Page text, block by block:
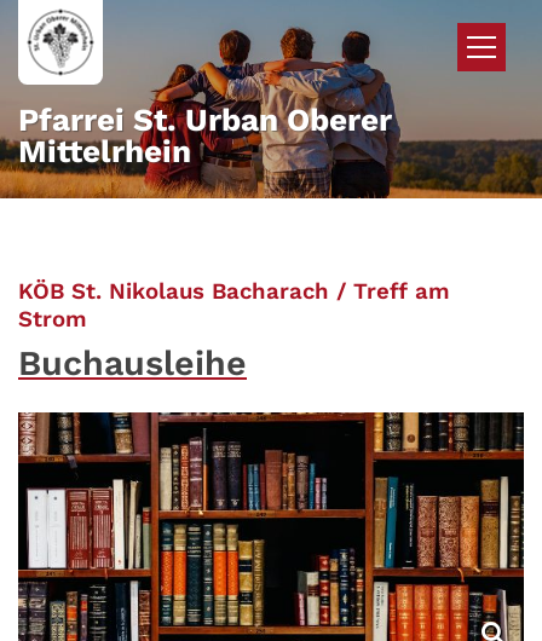
Zum Inhalt springen
Pfarrei St. Urban Oberer
Mittelrhein
KÖB St. Nikolaus Bacharach / Treff am
Strom
Buchausleihe